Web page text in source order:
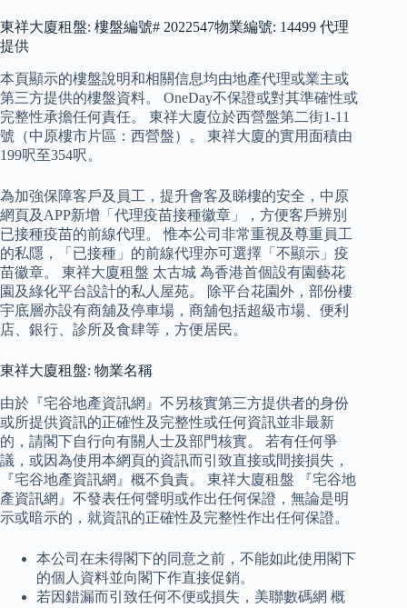
東祥大廈租盤: 樓盤編號# 2022547物業編號: 14499 代理
提供
本頁顯示的樓盤說明和相關信息均由地產代理或業主或
第三方提供的樓盤資料。 OneDay不保證或對其準確性或
完整性承擔任何責任。 東祥大廈位於西營盤第二街1-11
號（中原樓市片區：西營盤）。 東祥大廈的實用面積由
199呎至354呎。
為加強保障客戶及員工，提升會客及睇樓的安全，中原
網頁及APP新增「代理疫苗接種徽章」，方便客戶辨別
已接種疫苗的前線代理。 惟本公司非常重視及尊重員工
的私隱，「已接種」的前線代理亦可選擇「不顯示」疫
苗徽章。 東祥大廈租盤 太古城 為香港首個設有園藝花
園及綠化平台設計的私人屋苑。 除平台花園外，部份樓
宇底層亦設有商舖及停車場，商舖包括超級市場、便利
店、銀行、診所及食肆等，方便居民。
東祥大廈租盤: 物業名稱
由於『宅谷地產資訊網』不另核實第三方提供者的身份
或所提供資訊的正確性及完整性或任何資訊並非最新
的，請閣下自行向有關人士及部門核實。 若有任何爭
議，或因為使用本網頁的資訊而引致直接或間接損失，
『宅谷地產資訊網』概不負責。 東祥大廈租盤 『宅谷地
產資訊網』不發表任何聲明或作出任何保證，無論是明
示或暗示的，就資訊的正確性及完整性作出任何保證。
本公司在未得閣下的同意之前，不能如此使用閣下
的個人資料並向閣下作直接促銷。
若因錯漏而引致任何不便或損失，美聯數碼網 概